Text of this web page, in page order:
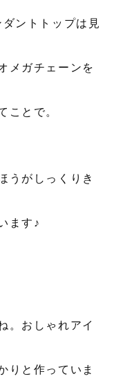
ントトップは見
メガチェーンを
ことで。
うがしっくりき
ます♪
。おしゃれアイ
りと作っていま